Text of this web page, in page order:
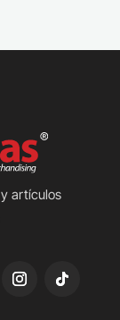
artículos